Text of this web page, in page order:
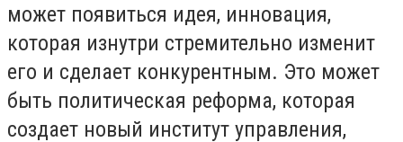
может появиться идея, инновация,
которая изнутри стремительно изменит
его и сделает конкурентным. Это может
быть политическая реформа, которая
создает новый институт управления,